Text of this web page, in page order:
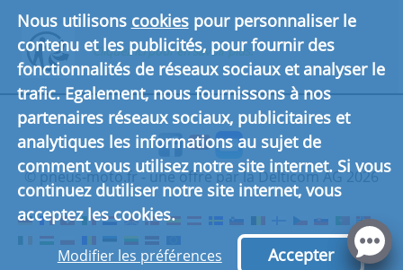
Garantie année de
production 2026
Inscription partenaire de
montage
Cliquez ici pour en savoir plus.
© pneus-moto.fr - une offre par la Delticom AG 2026
Nous utilisons cookiespour personnaliser le
contenu et les publicités, pour fournir des
fonctionnalités de réseaux sociaux et analyser le
trafic. Egalement, nous fournissons à nos
partenaires réseaux sociaux, publicitaires et
analytiques les informations au sujet de
comment vous utilisez notre site internet. Si vous
continuez dutiliser notre site internet, vous
acceptez les cookies.
Modifier les préférences Accepter